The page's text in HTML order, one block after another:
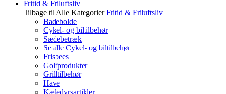
Fritid & Friluftsliv
Tilbage til Alle Kategorier Fritid & Friluftsliv
Badebolde
Cykel- og biltilbehør
Sædebetræk
Se alle Cykel- og biltilbehør
Frisbees
Golfprodukter
Grilltilbehør
Have
Kæledyrsartikler